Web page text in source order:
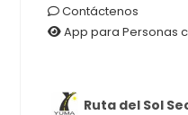
Contáctenos
App para Personas
Ruta del Sol